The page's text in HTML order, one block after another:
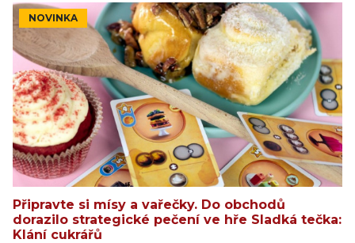
NOVINKA
Připravte si mísy a vařečky. Do obchodů
dorazilo strategické pečení ve hře Sladká tečka:
Klání cukrářů